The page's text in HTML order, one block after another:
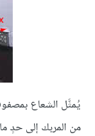
يُمثَّل الشعاع
من المربك إلى حدٍ